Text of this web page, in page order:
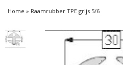
Home » Raamrubber TPE grijs 5/6